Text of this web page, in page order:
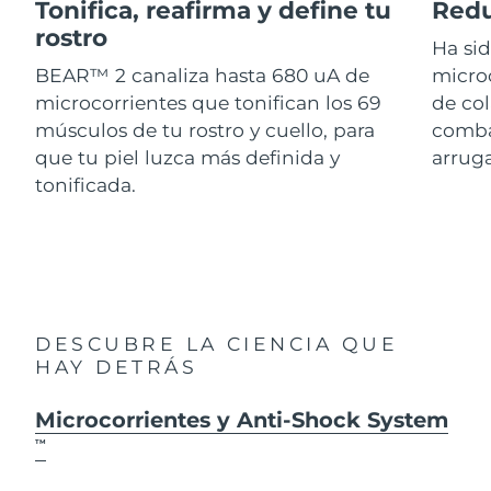
Tonifica, reafirma y define tu
rostro
BEAR™ 2 canaliza hasta 680 uA de
microcorrientes que tonifican los 69
músculos de tu rostro y cuello, para
que tu piel luzca más definida y
tonificada.
Ha
de
DESCUBRE LA CIENCIA QUE
HAY DETRÁS
Microcorrientes y Anti-Shock System
TM
For healthy hair
18% PAP
Cosméticos
Comprar todo
Israel Entrega prevista
Italia Entrega prevista08/08/2026
Japón Entrega prevista 11/08/2026
Jersey
Letonia Entrega prevista 08/08/2026
Lituania Entrega prevista08/08/2026